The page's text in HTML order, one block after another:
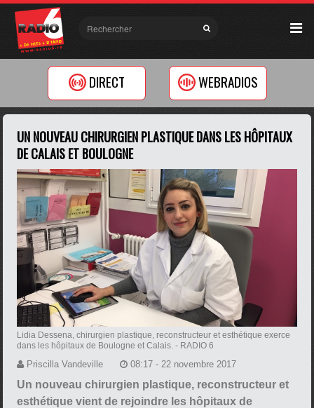
DIRECT WEBRADIOS
UN NOUVEAU CHIRURGIEN PLASTIQUE DANS LES HÔPITAUX
DE CALAIS ET BOULOGNE
Lidia Dessena, chirurgien plastique, reconstructeur et esthétique exerce
dans les hôpitaux de Boulogne et Calais. - RADIO 6
Priscilla Vandeville 08:17 - 22 novembre 2017
Un nouveau chirurgien plastique, reconstructeur et
esthétique vient de rejoindre les hôpitaux de